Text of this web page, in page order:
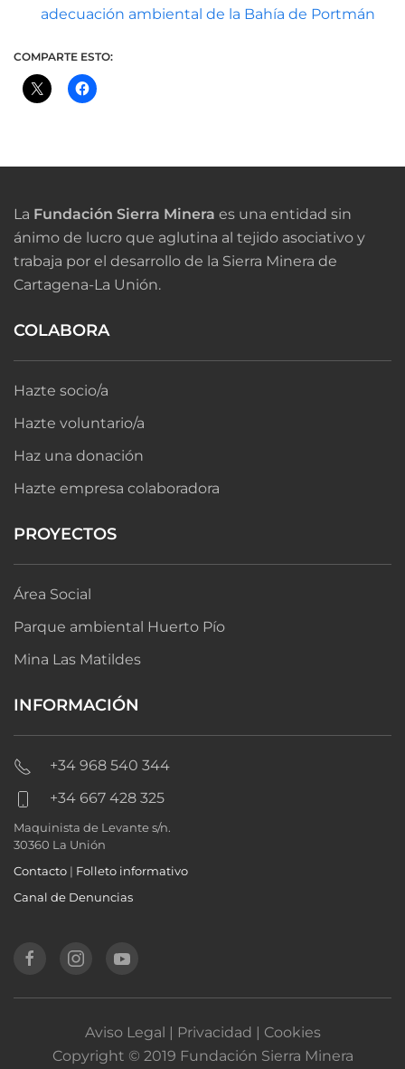
adecuación ambiental de la Bahía de Portmán
COMPARTE ESTO:
La Fundación Sierra Minera es una entidad sin
ánimo de lucro que aglutina al tejido asociativo y
trabaja por el desarrollo de la Sierra Minera de
Cartagena-La Unión.
COLABORA
Hazte socio/a
Hazte voluntario/a
Haz una donación
Hazte empresa colaboradora
PROYECTOS
Área Social
Parque ambiental Huerto Pío
Mina Las Matildes
INFORMACIÓN
+34 968 540 344
+34 667 428 325
Maquinista de Levante s/n.
30360 La Unión
Contacto | Folleto informativo
Canal de Denuncias
Aviso Legal | Privacidad | Cookies
Copyright © 2019 Fundación Sierra Minera